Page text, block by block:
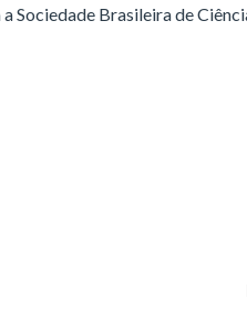
Sociedade Brasileira de